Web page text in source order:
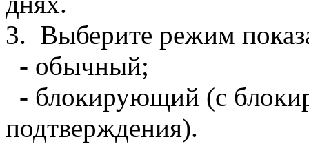
3. Выберите режим
- обычный;
- блокирующий (с
подтверждения).